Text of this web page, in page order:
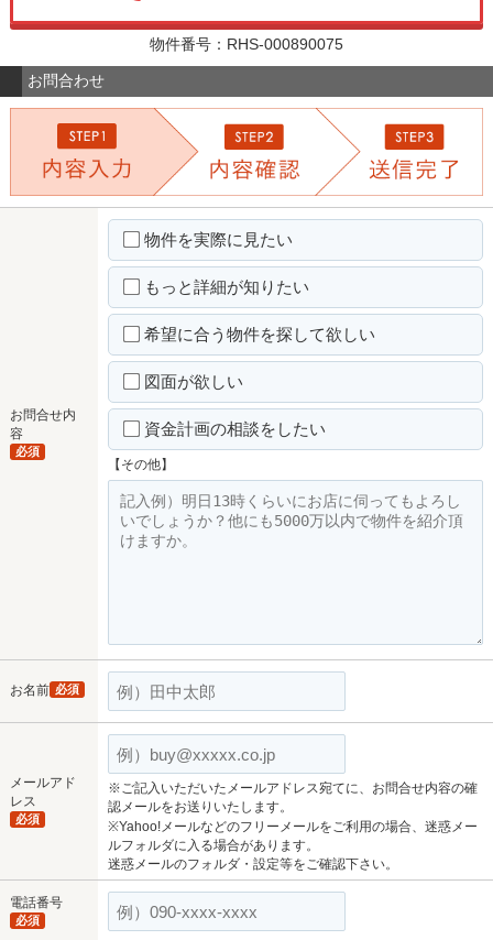
物件番号：RHS-000890075
お問合わせ
お問合せ内
容
必須
物件を実際に見たい
もっと詳細が知りたい
希望に合う物件を探して欲しい
図面が欲しい
資金計画の相談をしたい
【その他】
お名前 必須
メールアド
レス
必須
※ご記入いただいたメールアドレス宛てに、お問合せ内容の確
認メールをお送りいたします。
※Yahoo!メールなどのフリーメールをご利用の場合、迷惑メー
ルフォルダに入る場合があります。
迷惑メールのフォルダ・設定等をご確認下さい。
電話番号
必須